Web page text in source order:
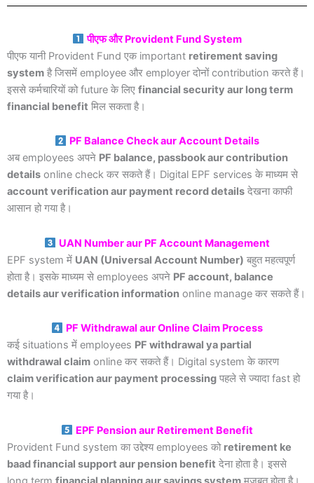
पीएफ और Provident Fund System
पीएफ यानी Provident Fund एक important retirement saving
system है जिसमें employee और employer दोनों contribution करते हैं।
इससे कर्मचारियों को future के लिए financial security aur long term
financial benefit मिल सकता है।
PF Balance Check aur Account Details
अब employees अपने PF balance, passbook aur contribution
details online check कर सकते हैं। Digital EPF services के माध्यम से
account verification aur payment record details देखना काफी
आसान हो गया है।
UAN Number aur PF Account Management
EPF system में UAN (Universal Account Number) बहुत महत्वपूर्ण
होता है। इसके माध्यम से employees अपने PF account, balance
details aur verification information online manage कर सकते हैं।
PF Withdrawal aur Online Claim Process
कई situations में employees PF withdrawal ya partial
withdrawal claim online कर सकते हैं। Digital system के कारण
claim verification aur payment processing पहले से ज्यादा fast हो
गया है।
EPF Pension aur Retirement Benefit
Provident Fund system का उद्देश्य employees को retirement ke
baad financial support aur pension benefit देना होता है। इससे